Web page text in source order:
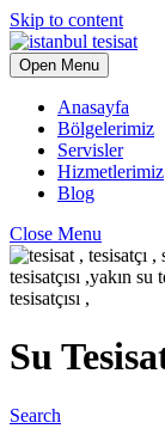
Skip to content
Open Menu
Anasayfa
Bölgelerimiz
Servisler
Hizmetlerimiz
Blog
Close Menu
Su
Search